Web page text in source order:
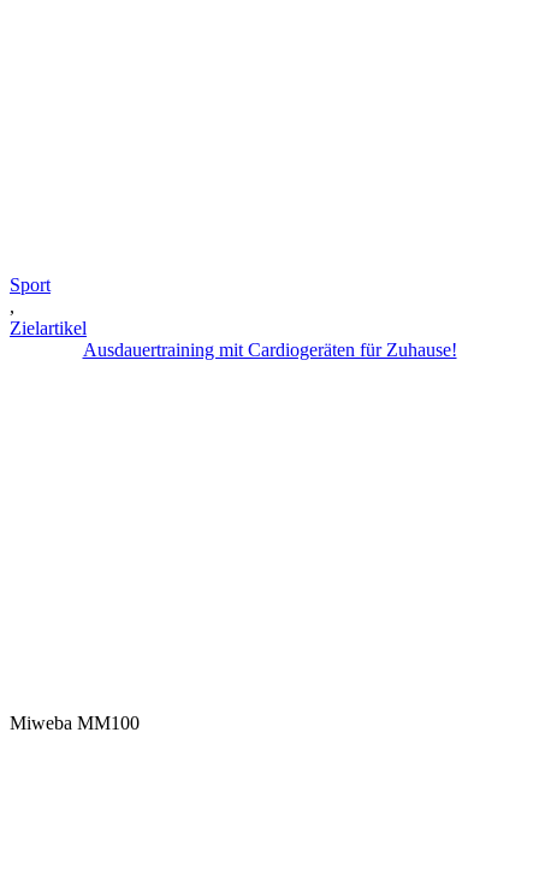
Sport
,
Zielartikel
Ausdauertraining mit Cardiogeräten für Zuhause!
Miweba MM100